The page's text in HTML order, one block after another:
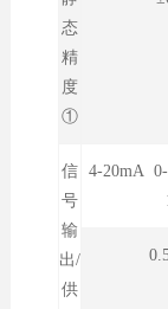
态
精
度
①
信
号
输
出/
供
4-20mA